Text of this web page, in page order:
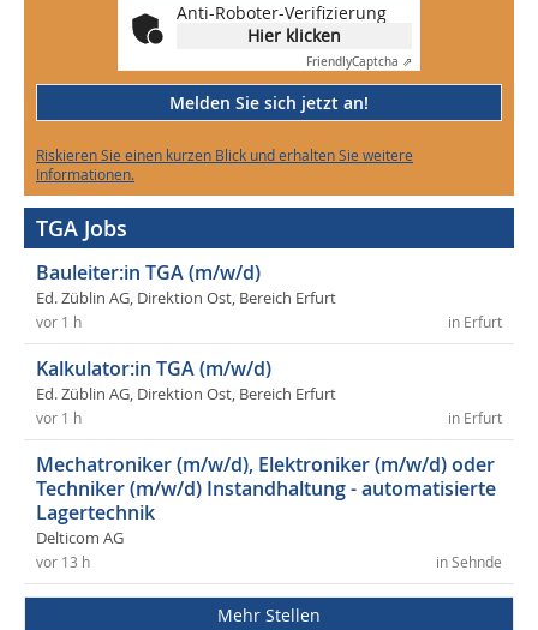
Anti-Roboter-Verifizierung
Hier klicken
FriendlyCaptcha ⇗
Melden Sie sich jetzt an!
Riskieren Sie einen kurzen Blick und erhalten Sie weitere
Informationen.
TGA Jobs
Bauleiter:in TGA (m/w/d)
Ed. Züblin AG, Direktion Ost, Bereich Erfurt
in Erfurt
vor 1 h
Kalkulator:in TGA (m/w/d)
Ed. Züblin AG, Direktion Ost, Bereich Erfurt
in Erfurt
vor 1 h
Mechatroniker (m/w/d), Elektroniker (m/w/d) oder
Techniker (m/w/d) Instandhaltung - automatisierte
Lagertechnik
Delticom AG
in Sehnde
vor 13 h
Mehr Stellen